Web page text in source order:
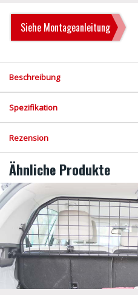
Siehe Montageanleitung
Beschreibung
Spezifikation
Rezension
Ähnliche Produkte